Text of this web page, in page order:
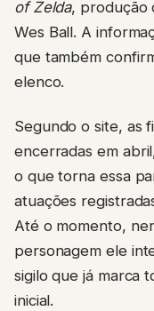
of Zelda, produção
Wes Ball. A
que também
elenco.
Segundo o site, as
encerradas em
o que torna essa
atuações
Até o momento,
personagem ele
sigilo que já marca
inicial.